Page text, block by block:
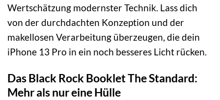
Wertschätzung modernster Technik. Lass dich
von der durchdachten Konzeption und der
makellosen Verarbeitung überzeugen, die dein
iPhone 13 Pro in ein noch besseres Licht rücken.
Das Black Rock Booklet The Standard:
Mehr als nur eine Hülle